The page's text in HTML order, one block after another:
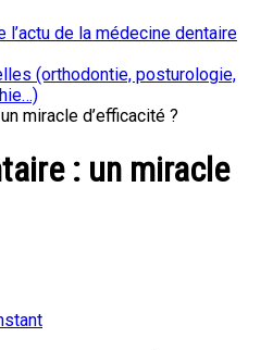
l’actu de la médecine dentaire
(orthodontie, posturologie,
miracle d’efficacité ?
: un miracle